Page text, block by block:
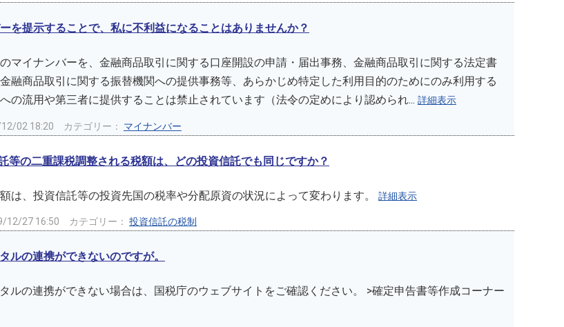
を提示することで、私に不利益になることはありませんか？
マイナンバーを、金融商品取引に関する口座開設の申請・届出事務、金融商品取引に関する法定書
融商品取引に関する振替機関への提供事務等、あらかじめ特定した利用目的のためにのみ利用する
の流用や第三者に提供することは禁止されています（法令の定めにより認められ... 詳細表示
02 18:20 カテゴリー： マイナンバー
等の二重課税調整される税額は、どの投資信託でも同じですか？
は、投資信託等の投資先国の税率や分配原資の状況によって変わります。 詳細表示
12/27 16:50 カテゴリー： 投資信託の税制
ルの連携ができないのですが。
ルの連携ができない場合は、国税庁のウェブサイトをご確認ください。 >確定申告書等作成コーナー